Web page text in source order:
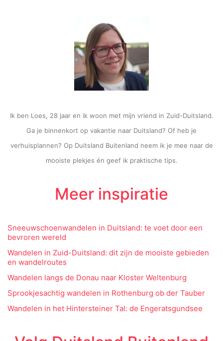
Ik ben Loes, 28 jaar en ik woon met mijn vriend in Zuid-Duitsland.
Ga je binnenkort op vakantie naar Duitsland? Of heb je
verhuisplannen? Op Duitsland Buitenland neem ik je mee naar de
mooiste plekjes én geef ik praktische tips.
Meer inspiratie
Sneeuwschoenwandelen in Duitsland: te voet door een
bevroren wereld
Wandelen in Zuid-Duitsland: dit zijn de mooiste gebieden
en wandelroutes
Wandelen langs de Donau naar Kloster Weltenburg
Sprookjesachtig wandelen in Rothenburg ob der Tauber
Wandelen in het Hintersteiner Tal: de Engeratsgundsee